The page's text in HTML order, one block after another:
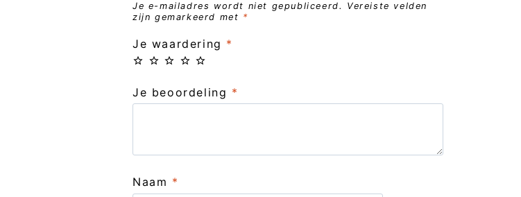
Je e-mailadres wordt niet gepubliceerd.
Vereiste velden
zijn gemarkeerd met *
Je waardering *
Je beoordeling *
Naam *